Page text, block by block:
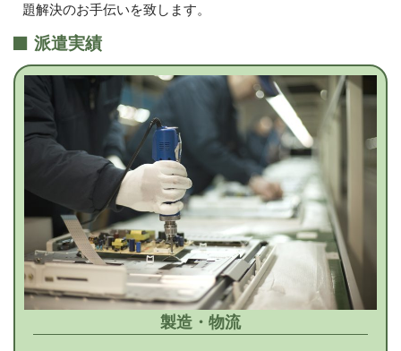
題解決のお手伝いを致します。
派遣実績
製造・物流